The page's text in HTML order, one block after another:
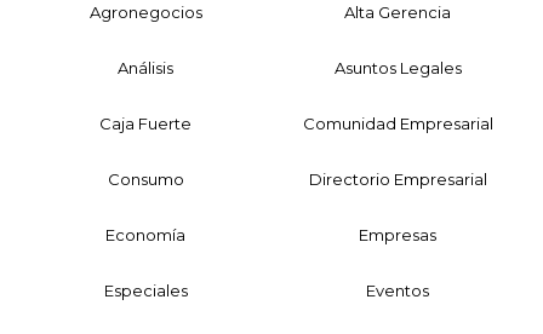
Agronegocios Alta Gerencia
Análisis Asuntos Legales
Caja Fuerte Comunidad Empresarial
Consumo Directorio Empresarial
Economía Empresas
Especiales Eventos